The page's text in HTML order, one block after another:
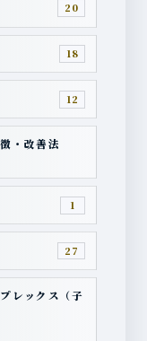
20
18
12
・改善法
1
27
レックス（子